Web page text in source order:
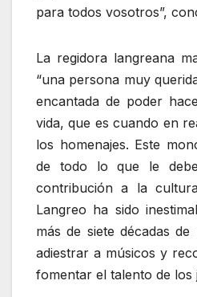
para todos vosotros”,
La regidora langreana
“una persona muy
encantada de poder
vida, que es cuando en
los homenajes. Este
de todo lo que le
contribución a la
Langreo ha sido
más de siete décadas
adiestrar a músicos y
fomentar el talento de los